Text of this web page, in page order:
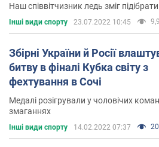
Наш співвітчизник ледь зміг
Інші види спорту 23.07.2022 10:45
Збірні України й Росії
битву в фіналі Кубка світу з
фехтування в Сочі
Медалі розігрували у чоловічих
змаганнях
Інші види спорту 14.02.2022 07:37